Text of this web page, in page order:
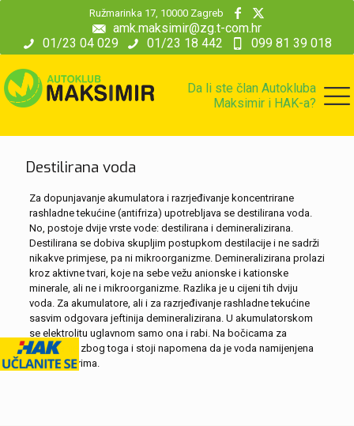
01/23 04 029 01/23 18 442 099 81 39 018
amk.maksimir@zg.t-com.hr
Ružmarinka 17, 10000 Zagreb
Da li ste član Autokluba
Maksimir i HAK-a?
Destilirana voda
Za dopunjavanje akumulatora i razrjeđivanje koncentrirane
rashladne tekućine (antifriza) upotrebljava se destilirana voda.
No, postoje dvije vrste vode: destilirana i demineralizirana.
Destilirana se dobiva skupljim postupkom destilacije i ne sadrži
nikakve primjese, pa ni mikroorganizme. Demineralizirana prolazi
kroz aktivne tvari, koje na sebe vežu anionske i kationske
minerale, ali ne i mikroorganizme. Razlika je u cijeni tih dviju
voda. Za akumulatore, ali i za razrjeđivanje rashladne tekućine
sasvim odgovara jeftinija demineralizirana. U akumulatorskom
se elektrolitu uglavnom samo ona i rabi. Na bočicama za
dolijevanje zbog toga i stoji napomena da je voda namijenjena
akumulatorima.